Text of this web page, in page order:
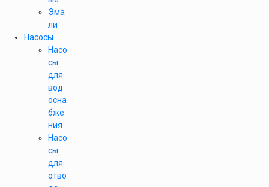
Эма
ли
Насосы
Насо
сы
для
вод
осна
бже
ния
Насо
сы
для
отво